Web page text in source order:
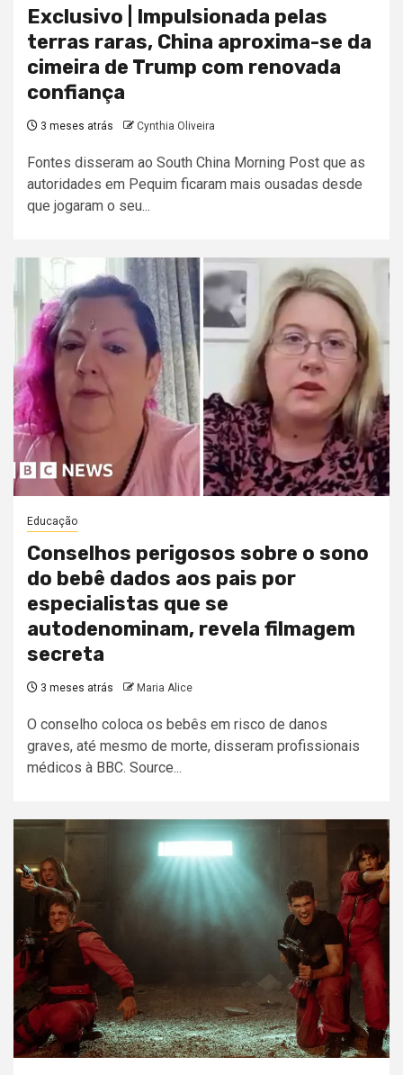
Exclusivo | Impulsionada pelas
terras raras, China aproxima-se da
cimeira de Trump com renovada
confiança
3 meses atrás Cynthia Oliveira
Fontes disseram ao South China Morning Post que as
autoridades em Pequim ficaram mais ousadas desde
que jogaram o seu...
Educação
Conselhos perigosos sobre o sono
do bebê dados aos pais por
especialistas que se
autodenominam, revela filmagem
secreta
3 meses atrás Maria Alice
O conselho coloca os bebês em risco de danos
graves, até mesmo de morte, disseram profissionais
médicos à BBC. Source...